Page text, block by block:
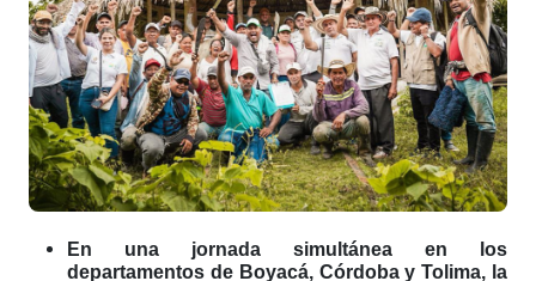
En una jornada simultánea en los
departamentos de Boyacá, Córdoba y Tolima, la